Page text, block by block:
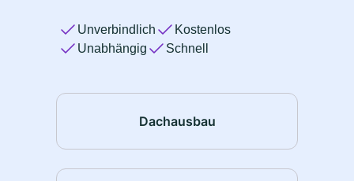
Unverbindlich
Kostenlos
Unabhängig
Schnell
Dachausbau